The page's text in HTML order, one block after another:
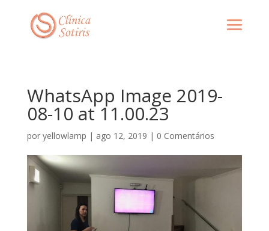
WhatsApp Image 2019-
08-10 at 11.00.23
por yellowlamp | ago 12, 2019 | 0 Comentários